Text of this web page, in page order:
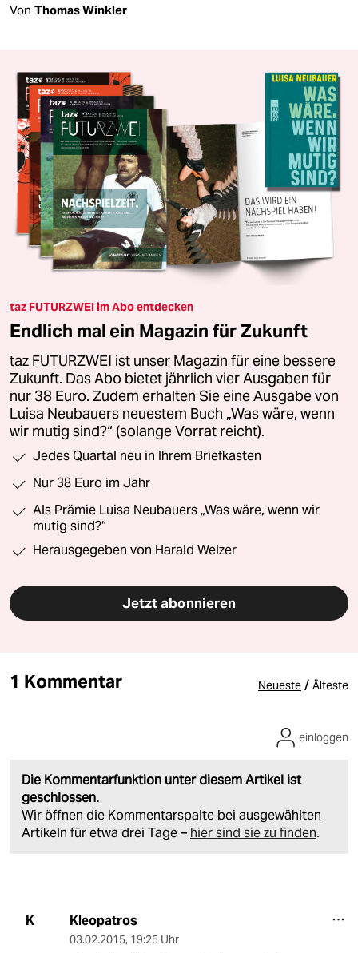
Von Thomas Winkler
taz FUTURZWEI im Abo entdecken
Endlich mal ein Magazin für Zukunft
taz FUTURZWEI ist unser Magazin für eine bessere
Zukunft. Das Abo bietet jährlich vier Ausgaben für
nur 38 Euro. Zudem erhalten Sie eine Ausgabe von
Luisa Neubauers neuestem Buch „Was wäre, wenn
wir mutig sind?“ (solange Vorrat reicht).
Jedes Quartal neu in Ihrem Briefkasten
Nur 38 Euro im Jahr
Als Prämie Luisa Neubauers „Was wäre, wenn wir
mutig sind?“
Herausgegeben von Harald Welzer
Jetzt abonnieren
1 Kommentar Neueste / Älteste
Die Kommentarfunktion unter diesem Artikel ist
geschlossen.
Wir öffnen die Kommentarspalte bei ausgewählten
Artikeln für etwa drei Tage – hier sind sie zu finden.
einloggen
K Kleopatros
03.02.2015, 19:25 Uhr